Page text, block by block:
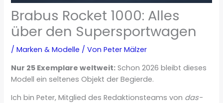
Brabus Rocket 1000: Alles
über den Supersportwagen
/Marken & Modelle / VonPeter Mälzer
Nur 25 Exemplare weltweit: Schon 2026 bleibt dieses
Modell ein seltenes Objekt der Begierde.
Ich bin Peter, Mitglied des Redaktionsteams von das-